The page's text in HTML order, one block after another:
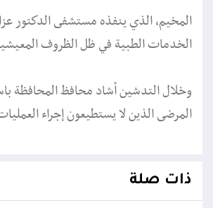
المخيم، الذي ينفذه مستشفى الدكتور
الخدمات الطبية في ظل الظروف
وخلال التدشين أشاد محافظ المحافظة
المرضى الذين لا يستطيعون إجراء
ذات صلة